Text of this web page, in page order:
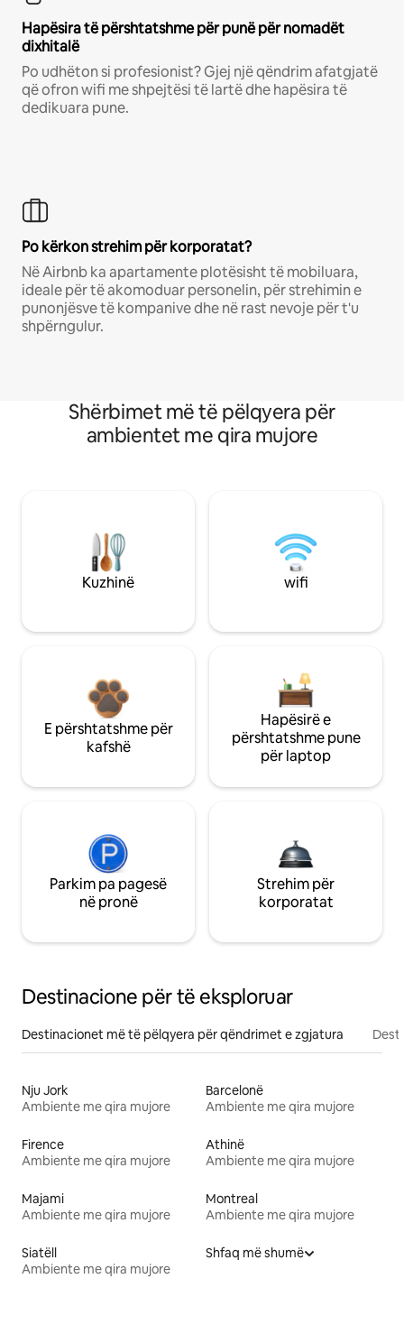
Hapësira të përshtatshme për punë për nomadët
dixhitalë
Po udhëton si profesionist? Gjej një qëndrim afatgjatë
që ofron wifi me shpejtësi të lartë dhe hapësira të
dedikuara pune.
Po kërkon strehim për korporatat?
Në Airbnb ka apartamente plotësisht të mobiluara,
ideale për të akomoduar personelin, për strehimin e
punonjësve të kompanive dhe në rast nevoje për t'u
shpërngulur.
Shërbimet më të pëlqyera për
ambientet me qira mujore
Kuzhinë wifi
E përshtatshme për
kafshë
Hapësirë e
përshtatshme pune
për laptop
Parkim pa pagesë
në pronë
Strehim për
korporatat
Destinacione për të eksploruar
Destinacionet më të pëlqyera për qëndrimet e zgjatura
Nju Jork
Ambiente me qira mujore
Barcelonë
Ambiente me qira mujore
Firence
Ambiente me qira mujore
Athinë
Ambiente me qira mujore
Majami
Ambiente me qira mujore
Montreal
Ambiente me qira mujore
Siatëll
Ambiente me qira mujore
Shfaq më shumë